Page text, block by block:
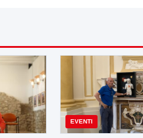
EVENTI